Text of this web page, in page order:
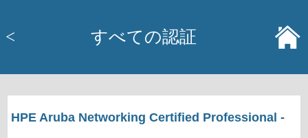
< すべての認証
HPE Aruba Networking Certified Professional -